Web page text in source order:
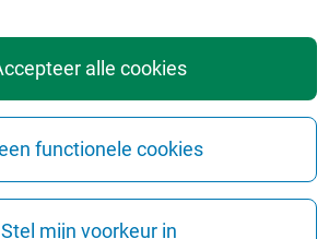
alle cookies
functionele cookies
Stel mijn voorkeur in
Universiteit Amsterdam